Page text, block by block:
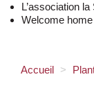
L’association
Welcome home
Accueil >